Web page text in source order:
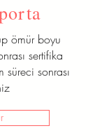
ömür boyu
sertifika
süreci sonrası